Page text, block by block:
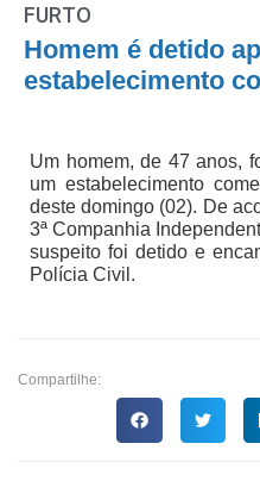
FURTO
Homem é detido
estabelecimento
Um homem, de 47 anos,
um estabelecimento
deste domingo (02). De
3ª Companhia
suspeito foi detido e
Polícia Civil.
Compartilhe: